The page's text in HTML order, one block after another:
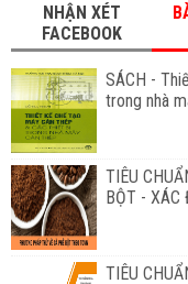
NHẬN XÉT
FACEBOOK
SÁCH -
trong nhà
TIÊU
BỘT - XÁC
TIÊU